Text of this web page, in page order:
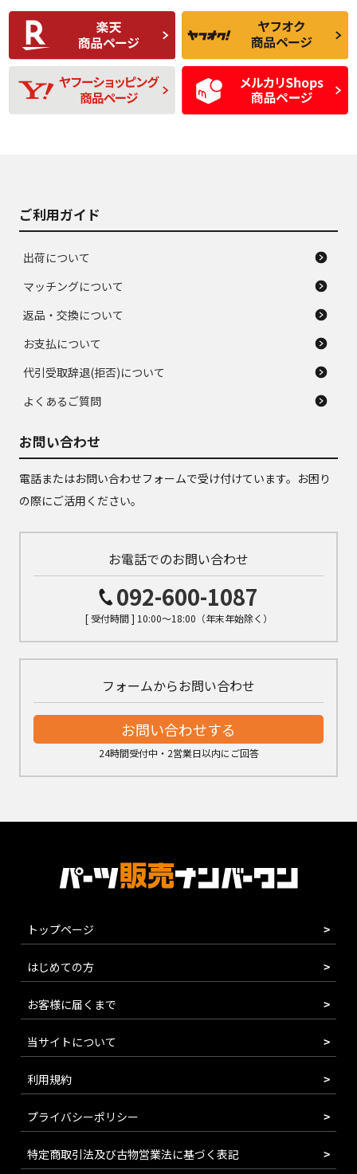
C
比較的きれいな中古
品
C
られるが、使用に問
題のない中古品
D
使用感や目立つ傷が
あり、一般的な中古
品
D
残り溝も少なく、偏
磨耗がみられ、短期
間使用できるくらい
の中古品
ご利用ガイド
出荷について
マッチングについて
返品・交換について
お支払について
代引受取辞退(拒否)について
よくあるご質問
お問い合わせ
電話またはお問い合わせフォームで受け付けています。お困り
の際にご活用ください。
お電話でのお問い合わせ
092-600-1087
[ 受付時間 ] 10:00～18:00（年末年始除く）
フォームからお問い合わせ
お問い合わせする
24時間受付中・2営業日以内にご回答
トップページ
はじめての方
お客様に届くまで
当サイトについて
利用規約
プライバシーポリシー
特定商取引法及び古物営業法に基づく表記